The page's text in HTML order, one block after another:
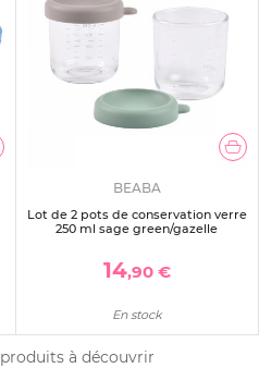
BEABA
Lot de 2 pots de conservation verre
250 ml sage green/gazelle
14,90 €
En stock
produits à découvrir